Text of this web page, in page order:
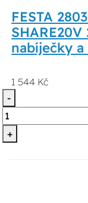
FESTA
nabíječky
1 544 Kč
-
+